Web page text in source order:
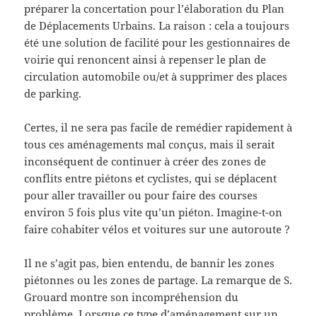
préparer la concertation pour l’élaboration du Plan
de Déplacements Urbains. La raison : cela a toujours
été une solution de facilité pour les gestionnaires de
voirie qui renoncent ainsi à repenser le plan de
circulation automobile ou/et à supprimer des places
de parking.
Certes, il ne sera pas facile de remédier rapidement à
tous ces aménagements mal conçus, mais il serait
inconséquent de continuer à créer des zones de
conflits entre piétons et cyclistes, qui se déplacent
pour aller travailler ou pour faire des courses
environ 5 fois plus vite qu’un piéton. Imagine-t-on
faire cohabiter vélos et voitures sur une autoroute ?
Il ne s’agit pas, bien entendu, de bannir les zones
piétonnes ou les zones de partage. La remarque de S.
Grouard montre son incompréhension du